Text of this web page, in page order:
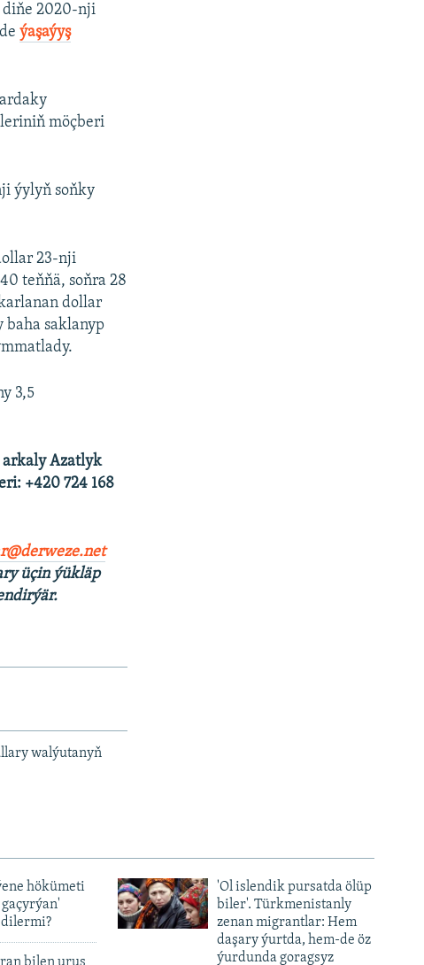
diňe 2020-nji
ýaşaýyş
möçberi
ýylyň soňky
23-nji
teňňä, soňra 28
dollar
baha saklanyp
3,5
arkaly Azatlyk
+420 724 168
üçin ýükläp
walýutanyň
hökümeti
bilen uruş
'Ol islendik pursatda ölüp
biler'. Türkmenistanly
zenan migrantlar: Hem
daşary ýurtda, hem-de öz
ýurdunda goragsyz